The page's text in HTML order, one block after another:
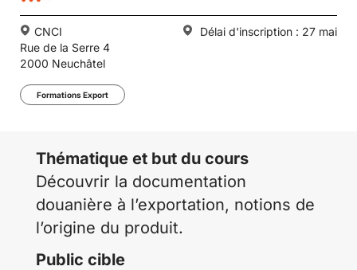
CNCI
Rue de la Serre 4
2000 Neuchâtel
Formations Export
Délai d'inscription : 27 mai
Thématique et but du cours
Découvrir la documentation
douanière à l’exportation, notions de
l’origine du produit.
Public cible